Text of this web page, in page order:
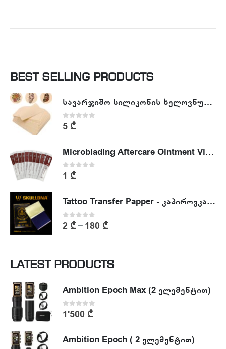
BEST SELLING PRODUCTS
სავარჯიშო სილიკონის ხელოვნური კანი - Tattoo Practike skin
0out of 5
5 ₾
Microblading Aftercare Ointment Vitamin A&D
0 out of 5
1 ₾
Tattoo Transfer Papper - კაპიროვკა - ტატუს ესკიზის კოპირების ქაღალდი
0out of 5
2 ₾– 180 ₾
LATEST PRODUCTS
Ambition Epoch Max (2 ელემენტით)
0out of 5
1'500 ₾
Ambition Epoch ( 2 ელემენტით)